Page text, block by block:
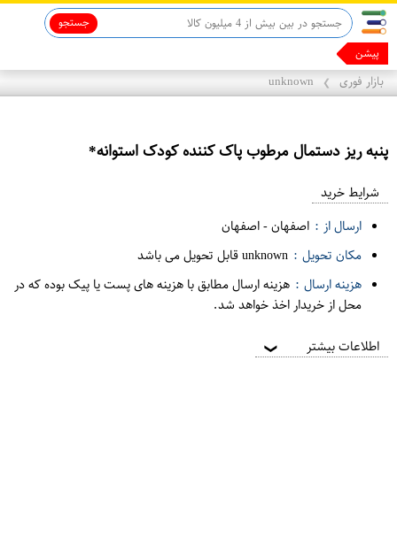
جستجو
پیشنها
بازار فوری ❯
unknown
پنبه ريز دستمال مرطوب پاک کننده کودک استوانه*
ر
شرایط خرید
ارسال از : اصفهان-اصفهان
مکان تحویل : unknown قابل تحویل می باشد
هزینه ارسال : هزینه ارسال مطابق با هزینه های پست یا پیک بوده که در
محل از خریدار اخذ خواهد شد.
اطلاعات بیشتر ❯